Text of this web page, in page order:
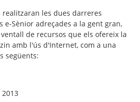
realitzaran les dues darreres
e-Sènior adreçades a la gent gran,
de recursos que els ofereix la
amb l'ús d'Internet, com a una
següents: